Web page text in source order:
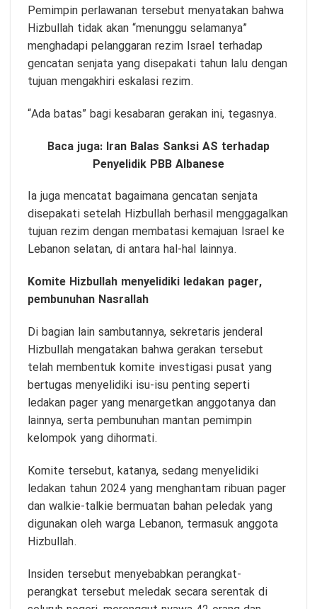
Pemimpin perlawanan tersebut menyatakan bahwa
Hizbullah tidak akan “menunggu selamanya”
menghadapi pelanggaran rezim Israel terhadap
gencatan senjata yang disepakati tahun lalu dengan
tujuan mengakhiri eskalasi rezim.
“Ada batas” bagi kesabaran gerakan ini, tegasnya.
Baca juga: Iran Balas Sanksi AS terhadap
Penyelidik PBB Albanese
Ia juga mencatat bagaimana gencatan senjata
disepakati setelah Hizbullah berhasil menggagalkan
tujuan rezim dengan membatasi kemajuan Israel ke
Lebanon selatan, di antara hal-hal lainnya.
Komite Hizbullah menyelidiki ledakan pager,
pembunuhan Nasrallah
Di bagian lain sambutannya, sekretaris jenderal
Hizbullah mengatakan bahwa gerakan tersebut
telah membentuk komite investigasi pusat yang
bertugas menyelidiki isu-isu penting seperti
ledakan pager yang menargetkan anggotanya dan
lainnya, serta pembunuhan mantan pemimpin
kelompok yang dihormati.
Komite tersebut, katanya, sedang menyelidiki
ledakan tahun 2024 yang menghantam ribuan pager
dan walkie-talkie bermuatan bahan peledak yang
digunakan oleh warga Lebanon, termasuk anggota
Hizbullah.
Insiden tersebut menyebabkan perangkat-
perangkat tersebut meledak secara serentak di